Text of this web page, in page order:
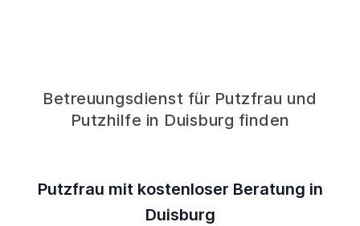
Betreuungsdienst für Putzfrau und
Putzhilfe in Duisburg finden
Putzfrau mit kostenloser Beratung in
Duisburg